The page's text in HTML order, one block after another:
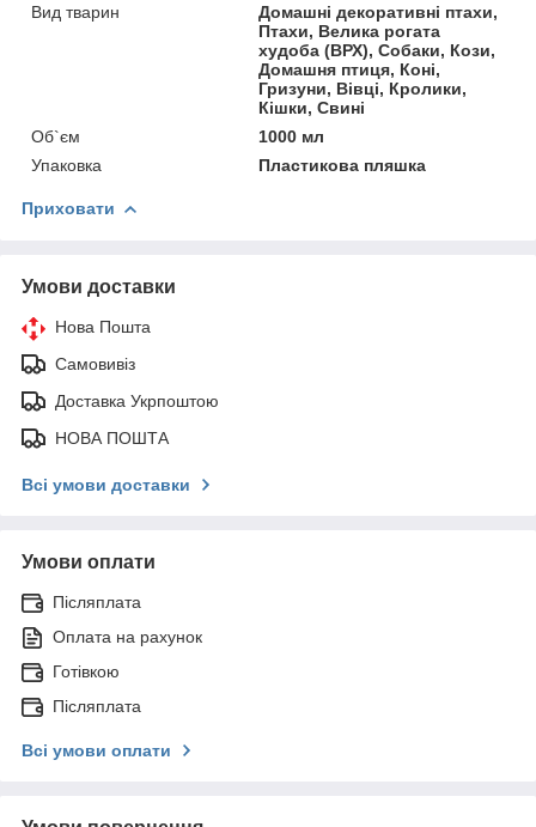
Вид тварин
Домашні декоративні птахи,
Птахи, Велика рогата
худоба (ВРХ), Собаки, Кози,
Домашня птиця, Коні,
Гризуни, Вівці, Кролики,
Кішки, Свині
Об`єм
1000 мл
Упаковка
Пластикова пляшка
Приховати
Умови доставки
Нова Пошта
Самовивіз
Доставка Укрпоштою
НОВА ПОШТА
Всі умови доставки
Умови оплати
Післяплата
Оплата на рахунок
Готівкою
Післяплата
Всі умови оплати